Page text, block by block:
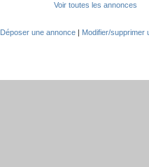
Voir toutes les annonces
Déposer une annonce| Modifier/supprimer